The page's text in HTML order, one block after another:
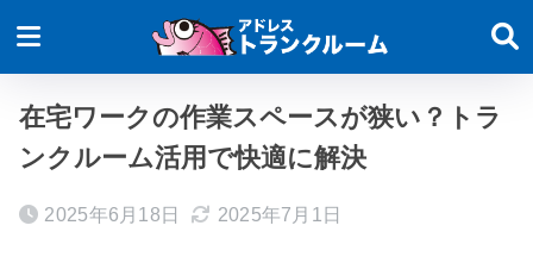
在宅ワークの作業スペースが狭い？トラ
ンクルーム活用で快適に解決
2025年6月18日 2025年7月1日